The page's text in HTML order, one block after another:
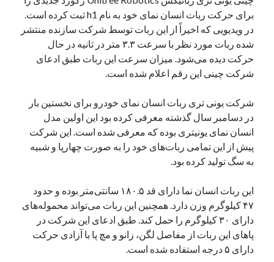
یک نویسنده دیدگاه وردپرس درتعمیرات تخصصی فیس آیدی
بایگانی‌ها
مارس 2026
ژانویه 2026
دسامبر 2025
نوامبر 2025
آگوست 2025
جولای 2025
می 2025
آوریل 2025
مارس 2025
فوریه 2025
ژانویه 2025
برای حرکت ربات انسان نمای خود به نام h1 ثبت کرده است.
در ویدیویی که اخیراً از این ربات توسط شرکت سازنده منتشر
شده ربات مورد نظر با سرعت ۳.۳ متر در ثانیه در حال
حرکت دیده می‌شود. میزان سرعت این ربات طبق ادعای
شرکت چینی این رقم اعلام شده است.
شرکت یونی تری ربات انسان نمای خودرو برای نخستین بار
در دسامبر سال گذشته معرفی کرده بود این اولین مدل
انسان نمای یونیتری بوده که معرفی شده است. این شرکت
پیش از این تمامی ربات‌های خود را به صورت چهارپا و شبیه
به سگ تولید کرده بود.
این ربات انسان نما دارای قد ۱۸۰.۵ سانتی‌متر بوده و حدود
۴۷ کیلوگرم وزن دارد. همچنین این ربات می‌تواند محموله‌های
دارای ۳۰ کیلوگرم را حمل کند. طبق ادعای این شرکت در
پاهای این ربات از مفاصل لگن، زانو و مچ پا با آزادی حرکت
دارای ۵ درجه استفاده شده است.